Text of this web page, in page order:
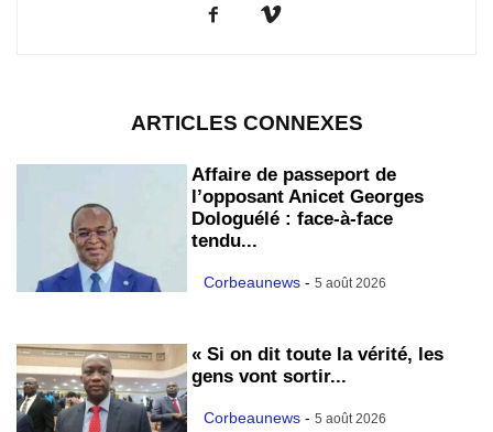
ARTICLES CONNEXES
Affaire de passeport de
l’opposant Anicet Georges
Dologuélé : face-à-face
tendu...
Corbeaunews - 5 août 2026
« Si on dit toute la vérité, les
gens vont sortir...
Corbeaunews - 5 août 2026